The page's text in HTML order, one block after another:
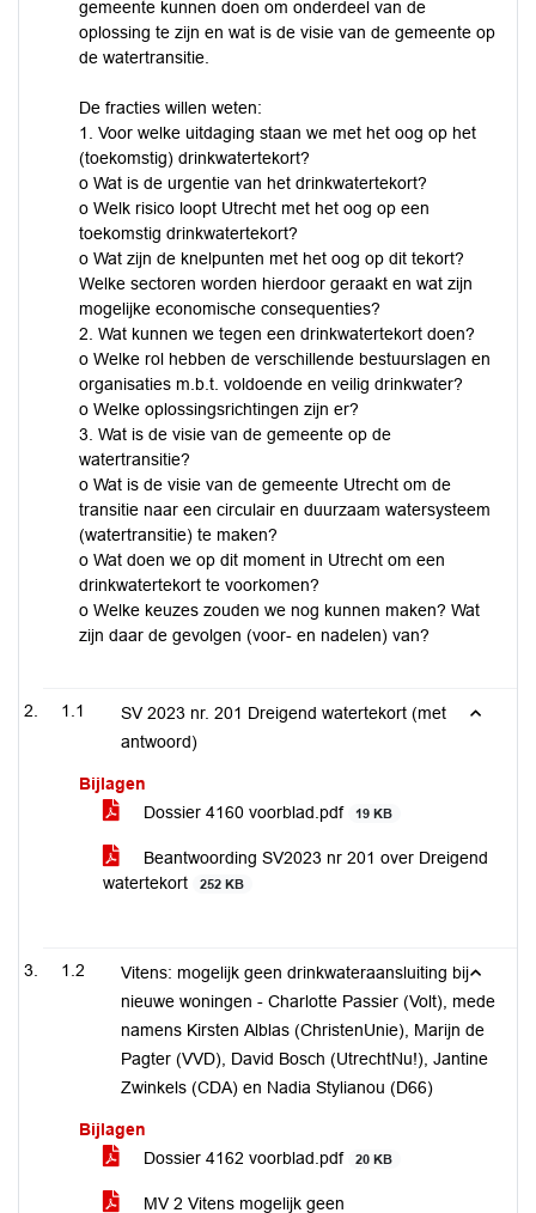
gemeente kunnen doen om onderdeel van de
oplossing te zijn en wat is de visie van de gemeente op
de watertransitie.
De fracties willen weten:
1. Voor welke uitdaging staan we met het oog op het
(toekomstig) drinkwatertekort?
o Wat is de urgentie van het drinkwatertekort?
o Welk risico loopt Utrecht met het oog op een
toekomstig drinkwatertekort?
o Wat zijn de knelpunten met het oog op dit tekort?
Welke sectoren worden hierdoor geraakt en wat zijn
mogelijke economische consequenties?
2. Wat kunnen we tegen een drinkwatertekort doen?
o Welke rol hebben de verschillende bestuurslagen en
organisaties m.b.t. voldoende en veilig drinkwater?
o Welke oplossingsrichtingen zijn er?
3. Wat is de visie van de gemeente op de
watertransitie?
o Wat is de visie van de gemeente Utrecht om de
transitie naar een circulair en duurzaam watersysteem
(watertransitie) te maken?
o Wat doen we op dit moment in Utrecht om een
drinkwatertekort te voorkomen?
o Welke keuzes zouden we nog kunnen maken? Wat
zijn daar de gevolgen (voor- en nadelen) van?
1.1
SV 2023 nr. 201 Dreigend watertekort (met
antwoord)
Bijlagen
Dossier 4160 voorblad.pdf
19 KB
Beantwoording SV2023 nr 201 over Dreigend
watertekort
252 KB
1.2
Vitens: mogelijk geen drinkwateraansluiting bij
nieuwe woningen - Charlotte Passier (Volt), mede
namens Kirsten Alblas (ChristenUnie), Marijn de
Pagter (VVD), David Bosch (UtrechtNu!), Jantine
Zwinkels (CDA) en Nadia Stylianou (D66)
Bijlagen
Dossier 4162 voorblad.pdf
20 KB
MV 2 Vitens mogelijk geen